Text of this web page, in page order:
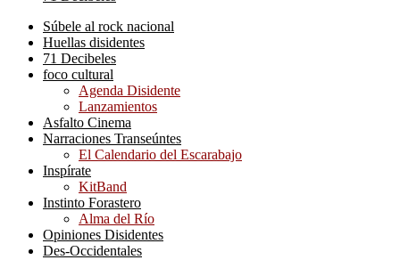
Súbele al rock nacional
Huellas disidentes
71 Decibeles
foco cultural
Agenda Disidente
Lanzamientos
Asfalto Cinema
Narraciones Transeúntes
El Calendario del Escarabajo
Inspírate
KitBand
Instinto Forastero
Alma del Río
Opiniones Disidentes
Des-Occidentales